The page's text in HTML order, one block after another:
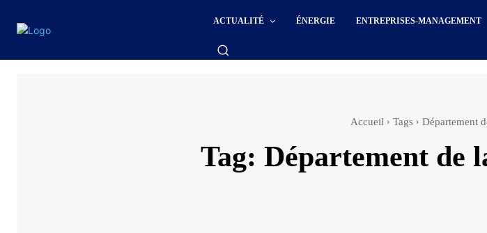
ACTUALITÉ ÉNERGIE ENTREPRISES-MANAGEMENT
Accueil Tags Département
Tag: Département de